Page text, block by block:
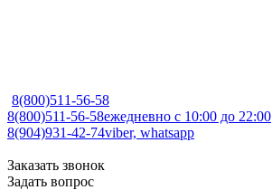
8(800)511-56-58
8(800)511-56-58ежедневно с 10:00 до 22:00
8(904)931-42-74viber, whatsapp
Заказать звонок
Задать вопрос